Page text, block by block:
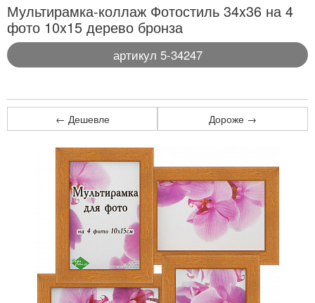
Мультирамка-коллаж Фотостиль 34x36 на 4
фото 10x15 дерево бронза
артикул 5-34247
← Дешевле Дороже →